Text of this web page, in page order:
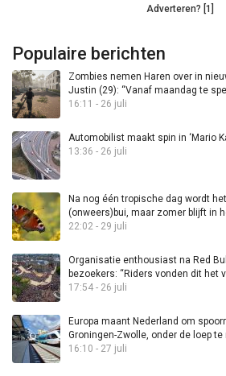
Adverteren? [1]
Populaire berichten
Zombies nemen Haren over in
Justin (29): “Vanaf maandag te
16:11 - 26 juli
Automobilist maakt spin in ‘Mario
13:36 - 26 juli
Na nog één tropische dag wordt
(onweers)bui, maar zomer blijft in
22:02 - 29 juli
Organisatie enthousiast na Red
bezoekers: “Riders vonden dit het
17:54 - 26 juli
Europa maant Nederland om
Groningen-Zwolle, onder de loep te
16:10 - 27 juli